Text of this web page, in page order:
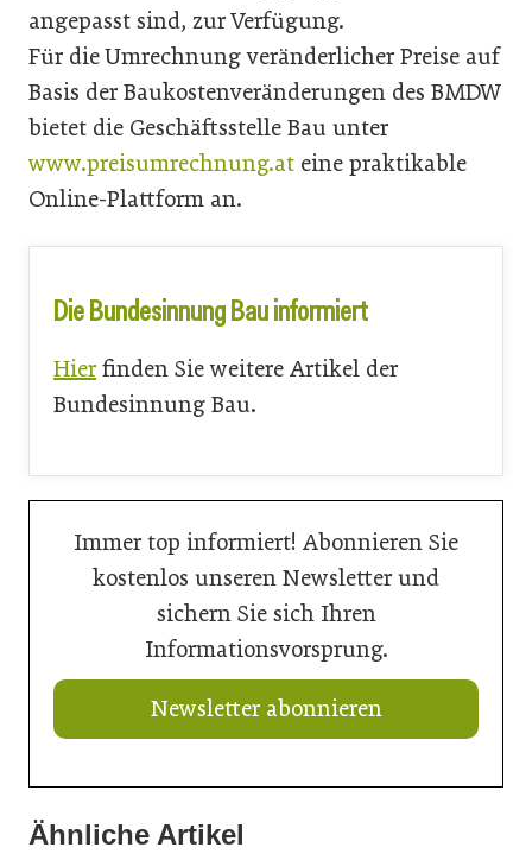
angepasst sind, zur Verfügung.
Für die Umrechnung veränderlicher Preise auf
Basis der Baukostenveränderungen des BMDW
bietet die Geschäftsstelle Bau unter
www.preisumrechnung.at eine praktikable
Online-Plattform an.
Die Bundesinnung Bau informiert
Hierfinden Sie weitere Artikel der
Bundesinnung Bau.
Immer top informiert! Abonnieren Sie
kostenlos unseren Newsletter und
sichern Sie sich Ihren
Informationsvorsprung.
Newsletter abonnieren
Ähnliche Artikel
20. Juli 2026